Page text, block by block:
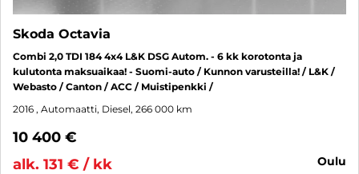
Skoda Octavia
Combi 2,0 TDI 184 4x4 L&K DSG Autom. - 6 kk korotonta ja
kulutonta maksuaikaa! - Suomi-auto / Kunnon varusteilla! / L&K /
Webasto / Canton / ACC / Muistipenkki /
2016 , Automaatti, Diesel, 266 000 km
10 400 €
alk. 131 € / kk
oulu